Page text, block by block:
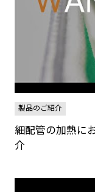
製品のご紹介
細配管の加熱に
介